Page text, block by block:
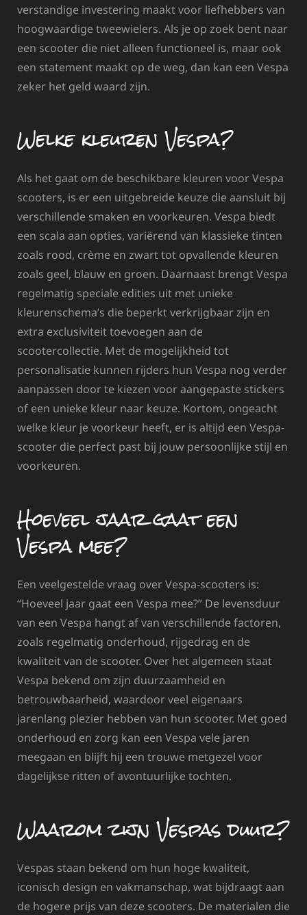
verstandige investering maakt voor liefhebbers van
hoogwaardige tweewielers. Als je op zoek bent naar
een scooter die niet alleen functioneel is, maar ook
een statement maakt op de weg, dan kan een Vespa
zeker het geld waard zijn.
Welke kleuren Vespa?
Als het gaat om de beschikbare kleuren voor Vespa
scooters, is er een uitgebreide keuze die aansluit bij
verschillende smaken en voorkeuren. Vespa biedt
een scala aan opties, variërend van klassieke tinten
zoals rood, crème en zwart tot opvallende kleuren
zoals geel, blauw en groen. Daarnaast brengt Vespa
regelmatig speciale edities uit met unieke
kleurenschema’s die beperkt verkrijgbaar zijn en
extra exclusiviteit toevoegen aan de
scootercollectie. Met de mogelijkheid tot
personalisatie kunnen rijders hun Vespa nog verder
aanpassen door te kiezen voor aangepaste stickers
of een unieke kleur naar keuze. Kortom, ongeacht
welke kleur je voorkeur heeft, er is altijd een Vespa-
scooter die perfect past bij jouw persoonlijke stijl en
voorkeuren.
Hoeveel jaar gaat een
Vespa mee?
Een veelgestelde vraag over Vespa-scooters is:
“Hoeveel jaar gaat een Vespa mee?” De levensduur
van een Vespa hangt af van verschillende factoren,
zoals regelmatig onderhoud, rijgedrag en de
kwaliteit van de scooter. Over het algemeen staat
Vespa bekend om zijn duurzaamheid en
betrouwbaarheid, waardoor veel eigenaars
jarenlang plezier hebben van hun scooter. Met goed
onderhoud en zorg kan een Vespa vele jaren
meegaan en blijft hij een trouwe metgezel voor
dagelijkse ritten of avontuurlijke tochten.
Waarom zijn Vespas duur?
Vespas staan bekend om hun hoge kwaliteit,
iconisch design en vakmanschap, wat bijdraagt aan
de hogere prijs van deze scooters. De materialen die